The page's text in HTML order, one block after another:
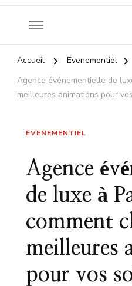
Accueil
Evenementiel
Agence événementielle de
meilleures animations pour
EVENEMENTIEL
Agence
de luxe à
comment
meilleures
pour vos